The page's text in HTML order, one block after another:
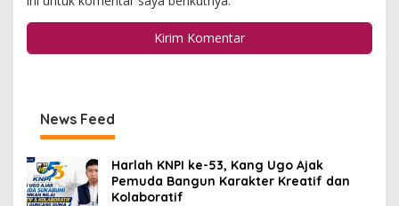
News Feed
Harlah KNPI ke-53, Kang Ugo Ajak
Pemuda Bangun Karakter Kreatif dan
Kolaboratif